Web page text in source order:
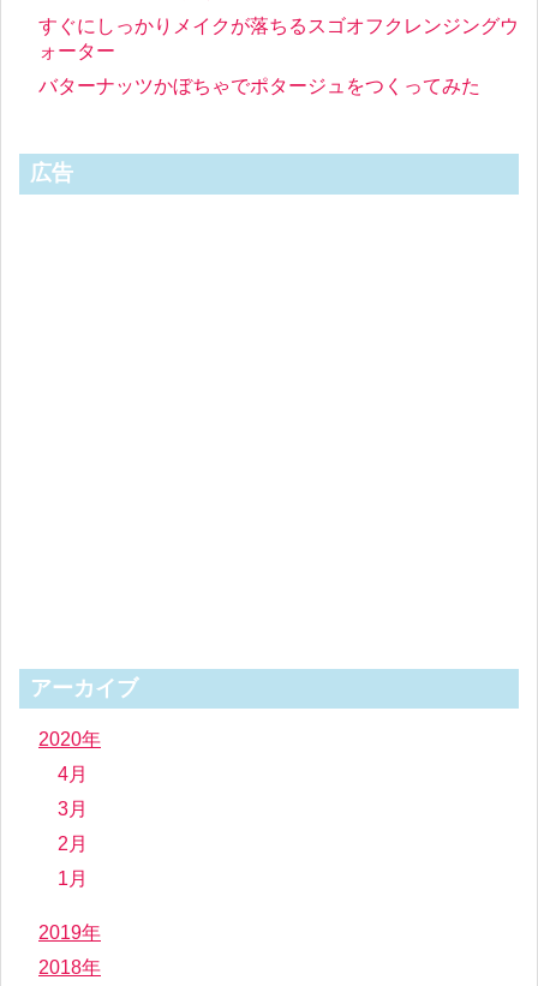
すぐにしっかりメイクが落ちるスゴオフクレンジングウ
ォーター
バターナッツかぼちゃでポタージュをつくってみた
広告
アーカイブ
2020年
4月
3月
2月
1月
2019年
2018年